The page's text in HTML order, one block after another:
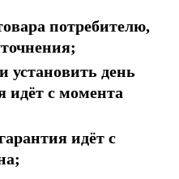
потребителю,
установить день
идёт с момента
идёт с